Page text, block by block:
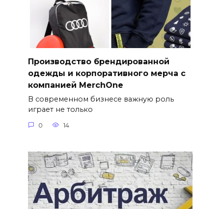
Производство брендированной
одежды и корпоративного мерча с
компанией MerchOne
В современном бизнесе важную роль
играет не только
0 14